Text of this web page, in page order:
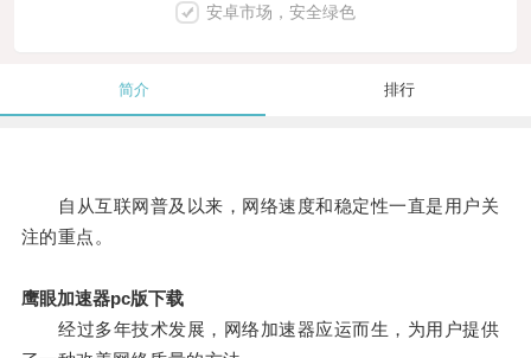
安卓市场，安全绿色
简介 排行
自从互联网普及以来，网络速度和稳定性一直是用户关
注的重点。
鹰眼加速器pc版下载
经过多年技术发展，网络加速器应运而生，为用户提供